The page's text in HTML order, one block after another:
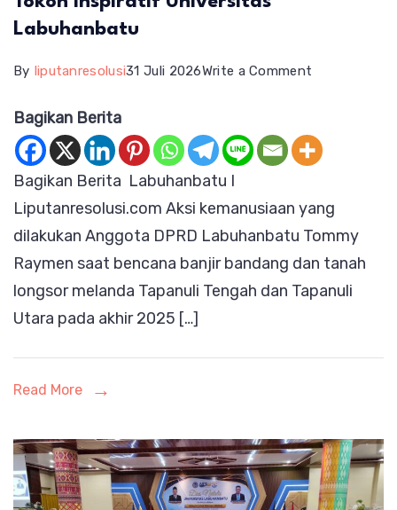
Labuhanbatu
By liputanresolusi31 Juli 2026Write a Comment
Dinobatkan
Tokoh
Inspiratif
Universitas
Labuhanbatu
Bagikan Berita
Bagikan Berita Labuhanbatu I
Liputanresolusi.com Aksi kemanusiaan yang
dilakukan Anggota DPRD Labuhanbatu Tommy
Raymen saat bencana banjir bandang dan tanah
longsor melanda Tapanuli Tengah dan Tapanuli
Utara pada akhir 2025 […]
Read More